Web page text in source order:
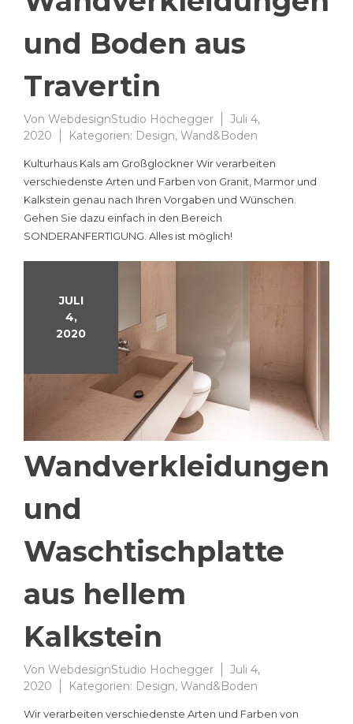
und Boden aus
Travertin
Von WebdesignStudio Hochegger
Juli 4,
2020
Kategorien: Design, Wand&Boden
Kulturhaus Kals am Großglockner Wir verarbeiten
verschiedenste Arten und Farben von Granit, Marmor und
Kalkstein genau nach Ihren Vorgaben und Wünschen.
Gehen Sie dazu einfach in den Bereich
SONDERANFERTIGUNG. Alles ist möglich!
JULI
4,
2020
Wandverkleidungen
und
Waschtischplatte
aus hellem
Kalkstein
Von WebdesignStudio Hochegger
Juli 4,
2020
Kategorien: Design, Wand&Boden
Wir verarbeiten verschiedenste Arten und Farben von